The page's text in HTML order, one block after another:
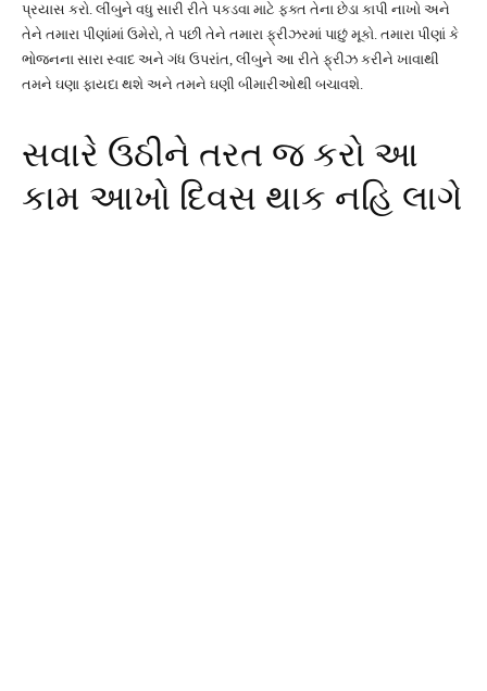
પ્રયાસ કરો. લીંબુને વધુ સારી રીતે પકડવા માટે ફક્ત તેના છેડા કાપી નાખો અને
તેને તમારા પીણાંમાં ઉમેરો, તે પછી તેને તમારા ફ્રીઝરમાં પાછું મૂકો. તમારા પીણાં કે
ભોજનના સારા સ્વાદ અને ગંધ ઉપરાંત, લીંબુને આ રીતે ફ્રીઝ કરીને ખાવાથી
તમને ઘણા ફાયદા થશે અને તમને ઘણી બીમારીઓથી બચાવશે.
સવારે ઉઠીને તરત જ કરો આ
કામ આખો દિવસ થાક નહિ લાગે